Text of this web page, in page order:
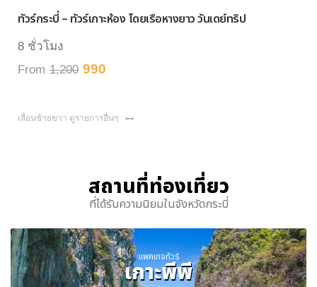
ร์กระบี่ – ทัวร์เกาะห้อง โดยเรือหางยาว วันเดย์ทริป
ชั่วโมง
1,200 990
เลื่อนซ้ายขวา ดูรายการอื่นๆ
สถานที่ท่องเที่ยว
ที่ได้รับความนิยมในจังหวัดกระบี่
แพคเกจทัวร์
เกาะพีพี